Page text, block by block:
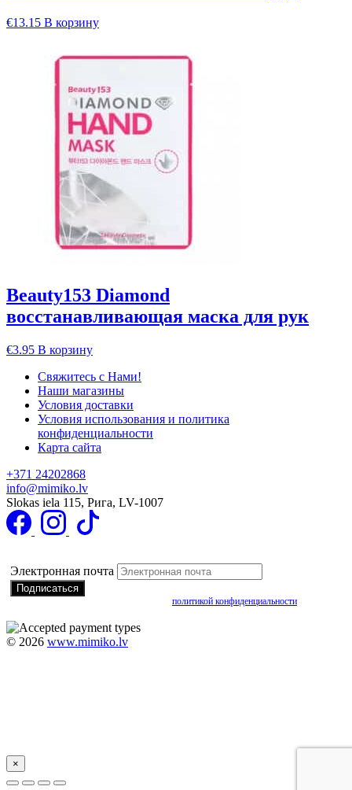
€13.15 В корзину
Beauty153 Diamond
восстанавливающая маска для рук
€3.95 В корзину
Свяжитесь с Нами!
Наши магазины
Условия доставки
Условия использования и политика
конфиденциальности
Карта сайта
+371 24202868
info@mimiko.lv
Slokas iela 115, Рига, LV-1007
Электронная почта
политикой конфиденциальности
© 2026 www.mimiko.lv
×